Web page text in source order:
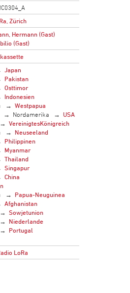
Zürich
Hermann (Gast)
(Gast)
Japan
Pakistan
Osttimor
Indonesien
Westpapua
Nordamerika
USA
VereinigtesKönigreich
Neuseeland
Philippinen
Myanmar
Thailand
Singapur
China
Papua-Neuguinea
Afghanistan
Sowjetunion
Niederlande
Portugal
LoRa